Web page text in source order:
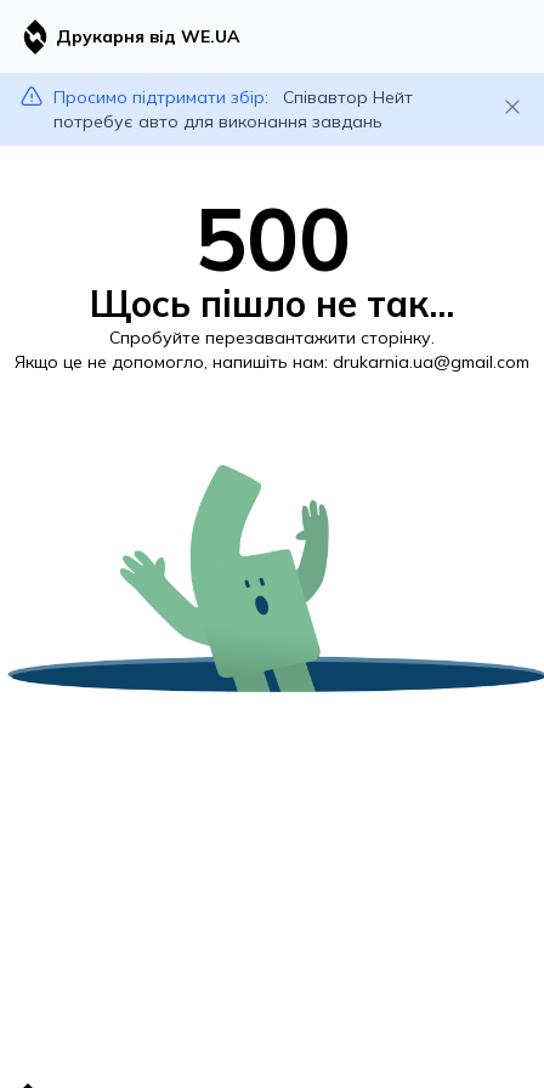
Друкарня від WE.UA
Просимо підтримати збір:
Співавтор Нейт
потребує авто для виконання завдань
500
Щось пішло не так...
Спробуйте перезавантажити сторінку.
Якщо це не допомогло, напишіть нам: drukarnia.ua@gmail.com